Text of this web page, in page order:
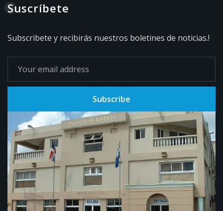
Suscríbete
Subscribete y recibirás nuestros boletines de noticias.!
Subscribe